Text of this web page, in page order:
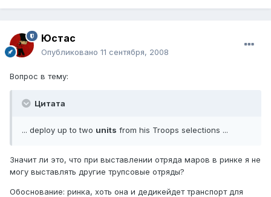
Юстаc
Опубликовано 11 сентября, 2008
Вопрос в тему:
Цитата
... deploy up to two units from his Troops selections ...
Значит ли это, что при выставлении отряда маров в ринке я не
могу выставлять другие трупсовые отряды?
Обоснование: ринка, хоть она и дедикейдет транспорт для